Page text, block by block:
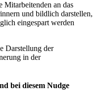
Mitarbeitenden an das
und bildlich darstellen,
eingespart werden
Darstellung der
in der
bei diesem Nudge